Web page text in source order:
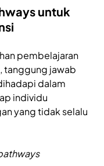
untuk
pembelajaran
tanggung jawab
dalam
individu
yang tidak selalu